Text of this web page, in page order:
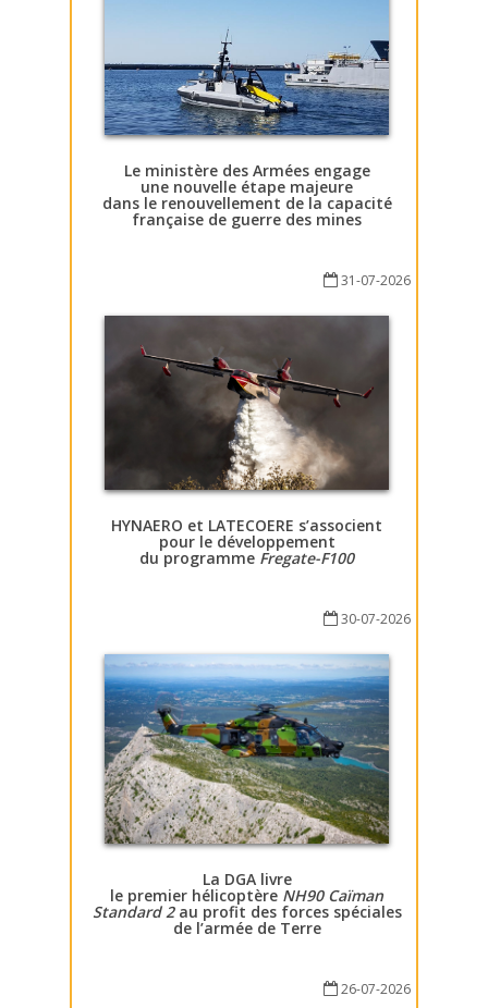
Le ministère des Armées engage
une nouvelle étape majeure
dans le renouvellement de la capacité
française de guerre des mines
31-07-2026
HYNAERO et LATECOERE s’associent
pour le développement
du programme Fregate-F100
30-07-2026
La DGA livre
le premier hélicoptère NH90 Caïman
Standard 2au profit des forces spéciales
de l’armée de Terre
26-07-2026